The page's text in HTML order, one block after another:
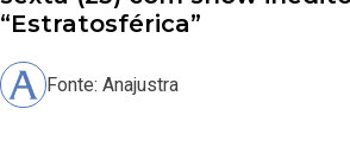
“Estratosférica”
Fonte: Anajustra